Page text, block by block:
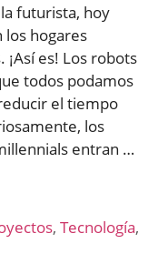
futurista, hoy
los hogares
¡Así es! Los robots
todos podamos
el tiempo
los
entran …
,Tecnología,